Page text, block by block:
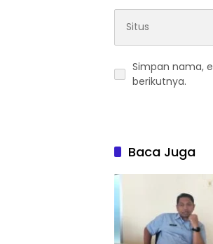
Simpan nama,
berikutnya.
Baca Juga